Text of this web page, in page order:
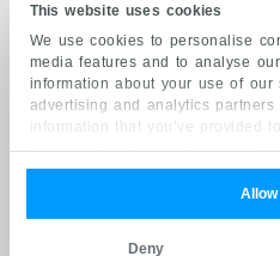
This website uses cookies
We use cookies to personalise
media features and to analyse
information about your use of our
advertising and analytics
information that you’ve provided
from your use of their services.
Allow
Deny
Términos y